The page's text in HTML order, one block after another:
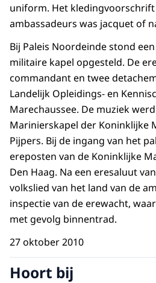
uniform. Het
ambassadeurs was jacquet of
Bij Paleis Noordeinde stond
militaire kapel opgesteld. De
commandant en twee
Landelijk Opleidings- en
Marechaussee. De muziek
Marinierskapel der Koninklijke
Pijpers. Bij de ingang van het
ereposten van de Koninklijke
Den Haag. Na een eresaluut
volkslied van het land van de
inspectie van de erewacht,
met gevolg binnentrad.
27 oktober 2010
Hoort bij